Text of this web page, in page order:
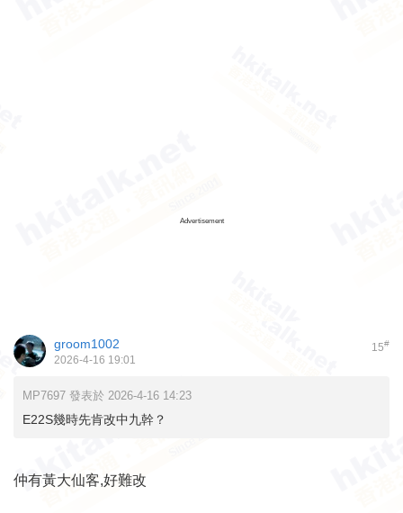
Advertisement
15#
groom1002
2026-4-16 19:01
MP7697 發表於 2026-4-16 14:23
E22S幾時先肯改中九幹？
仲有黃大仙客,好難改